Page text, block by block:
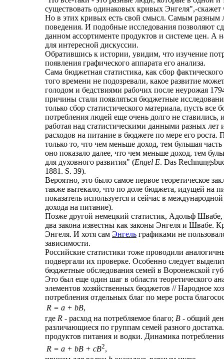
существовать одинаковых кривых Энгеля",-скажет
Но в этих кривых есть свой смысл. Самым разным
поведения. И подобные исследования позволяют
данном ассортименте продуктов и системе цен. А
для интересной дискуссии.
Обратившись к истории, увидим, что изучение
появления графического аппарата его анализа.
Сама бюджетная статистика, как сбор
того времени не подозревали, какое развитие
голодом и бедствиями рабочих после неурожая
причины стали появляться бюджетные
только сбор статистического материала, пусть
потребления людей еще очень долго не
работая над статистическими данными разных
расходов на питание в бюджете по мере его
только то, что чем меньше доход, тем бульшая
оно показало далее, что чем меньше доход, тем
для духовного развития" (Engel Е. Das
1881. S. 39).
Вероятно, это было самое первое теоретическое
также вытекало, что по доле бюджета, идущей на
показатель используется и сейчас в
дохода на питание).
Позже другой немецкий статистик, Адольф
два закона известны как законы Энгеля и Швабе.
Энгеля. И хотя сам Энгель графиками не
зависимости.
Российские статистики тоже проводили
подвергали их проверке. Особенно следует
бюджетные обследования семей в Воронежской
Это был еще один шаг в области теоретического
элементов хозяйственных бюджетов // Народное
потребления отдельных благ по мере роста
R = а + bB,
где R - расход на потребляемое благо; В - общий
различающиеся по группам семей разного
продуктов питания и водки. Динамика
R = а + bB + cB2,